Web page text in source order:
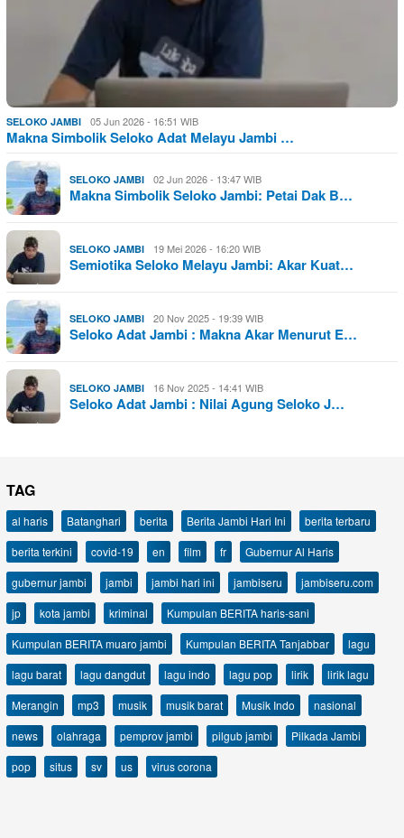
SELOKO JAMBI 05 Jun 2026 - 16:51 WIB
Makna Simbolik Seloko Adat Melayu Jambi …
SELOKO JAMBI 02 Jun 2026 - 13:47 WIB
Makna Simbolik Seloko Jambi: Petai Dak B…
SELOKO JAMBI 19 Mei 2026 - 16:20 WIB
Semiotika Seloko Melayu Jambi: Akar Kuat…
SELOKO JAMBI 20 Nov 2025 - 19:39 WIB
Seloko Adat Jambi : Makna Akar Menurut E…
SELOKO JAMBI 16 Nov 2025 - 14:41 WIB
Seloko Adat Jambi : Nilai Agung Seloko J…
TAG
al haris Batanghari berita Berita Jambi Hari Ini
berita terbaru
berita terkini
covid-19 en film fr
Gubernur Al Haris
gubernur jambi
jambi jambi hari ini jambiseru
jambiseru.com
jp
kota jambi kriminal
Kumpulan BERITA haris-sani
Kumpulan BERITA muaro jambi
Kumpulan BERITA Tanjabbar
lagu
lagu barat
lagu dangdut lagu indo lagu pop lirik
lirik lagu
Merangin
mp3 musik musik barat Musik Indo
nasional
news
olahraga pemprov jambi pilgub jambi
Pilkada Jambi
pop
situs sv us virus corona